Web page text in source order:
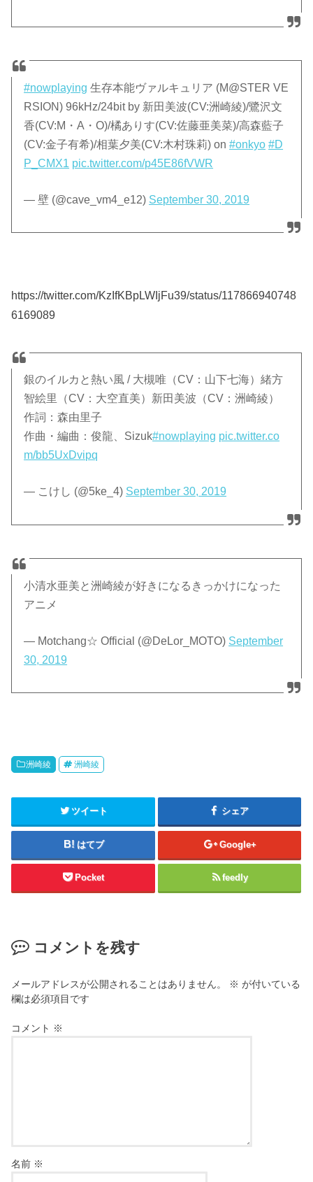
#nowplaying 生存本能ヴァルキュリア (M@STER VE
RSION) 96kHz/24bit by 新田美波(CV:洲崎綾)/鷺沢文
香(CV:M・A・O)/橘ありす(CV:佐藤亜美菜)/高森藍子
(CV:金子有希)/相葉夕美(CV:木村珠莉) on#onkyo #D
P_CMX1 pic.twitter.com/p45E86fVWR
— 壁 (@cave_vm4_e12) September 30, 2019
https://twitter.com/KzIfKBpLWIjFu39/status/117866940748
6169089
銀のイルカと熱い風 / 大槻唯（CV：山下七海）緒方
智絵里（CV：大空直美）新田美波（CV：洲崎綾）
作詞：森由里子
作曲・編曲：俊龍、Sizuk#nowplaying pic.twitter.co
m/bb5UxDvipq
— こけし (@5ke_4) September 30, 2019
小清水亜美と洲崎綾が好きになるきっかけになった
アニメ
— Motchang☆ Official (@DeLor_MOTO) September
30, 2019
洲崎綾 洲崎綾
ツイート シェア
はてブ Google+
Pocket feedly
コメントを残す
メールアドレスが公開されることはありません。 ※ が付いている
欄は必須項目です
コメント ※
名前 ※